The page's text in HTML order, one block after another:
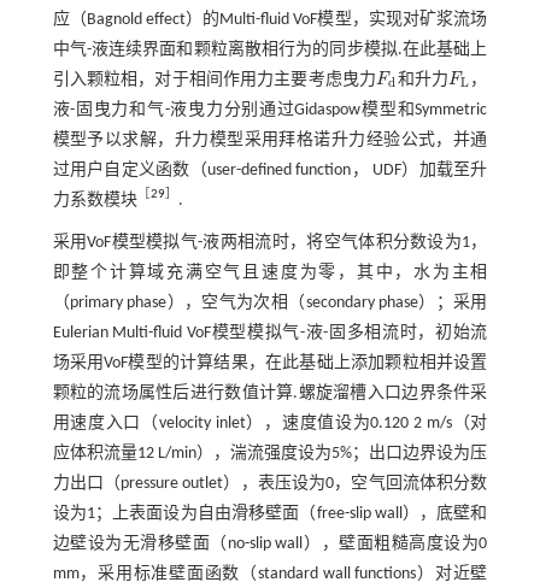
应（Bagnold effect）的Multi-fluid VoF模型，实现对矿浆流场
中气-液连续界面和颗粒离散相行为的同步模拟.在此基础上
引入颗粒相，对于相间作用力主要考虑曳力Fd
Fd 和升力FL
FL ，
液-固曳力和气-液曳力分别通过Gidaspow模型和Symmetric
模型予以求解，升力模型采用拜格诺升力经验公式，并通
过用户自定义函数（user-defined function， UDF）加载至升
力系数模块 ［29］ .
采用VoF模型模拟气-液两相流时，将空气体积分数设为1，
即整个计算域充满空气且速度为零，其中，水为主相
（primary phase），空气为次相（secondary phase）；采用
Eulerian Multi-fluid VoF模型模拟气-液-固多相流时，初始流
场采用VoF模型的计算结果，在此基础上添加颗粒相并设置
颗粒的流场属性后进行数值计算.螺旋溜槽入口边界条件采
用速度入口（velocity inlet），速度值设为0.120 2 m/s（对
应体积流量12 L/min），湍流强度设为5%；出口边界设为压
力出口（pressure outlet），表压设为0，空气回流体积分数
设为1；上表面设为自由滑移壁面（free-slip wall），底壁和
边壁设为无滑移壁面（no-slip wall），壁面粗糙高度设为0
mm，采用标准壁面函数（standard wall functions）对近壁